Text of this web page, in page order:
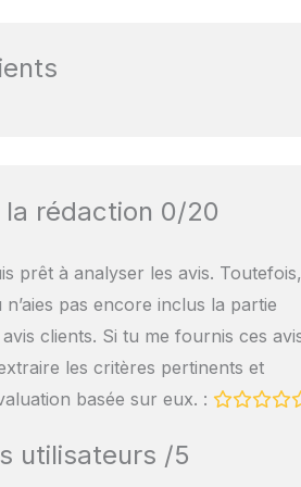
la rédaction 0/20
prêt à analyser les avis.
pas encore inclus la partie
clients. Si tu me fournis ces
les critères pertinents et
basée sur eux. :
utilisateurs /5